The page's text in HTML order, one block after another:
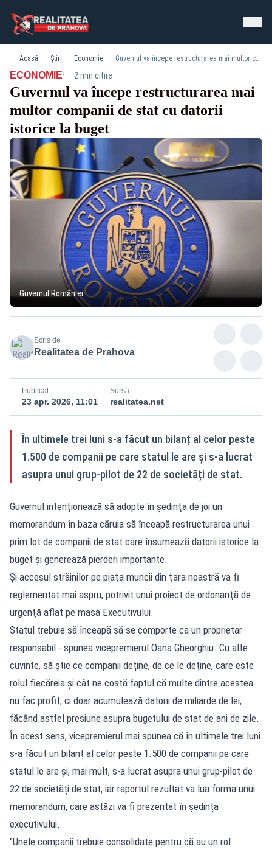
Acasă Știri Economie Guvernul va începe restructurarea mai multor companii de stat cu datorii istorice la buget
ECONOMIE· 2 min citire
Guvernul va începe restructurarea mai
multor companii de stat cu datorii
istorice la buget
Guvernul României
Scris de
Realitatea de Prahova
Publicat
23 apr. 2026, 11:01
Sursă
realitatea.net
În ultimele trei luni s-a făcut un bilanț al celor peste
1.500 de companii pe care statul le are și s-a lucrat
asupra unui grup-pilot de 22 de societăți de stat.
Guvernul intenţionează să adopte în şedinţa de joi un
memorandum în baza căruia să înceapă restructurarea unui
prim lot de companii de stat care însumează datorii istorice la
buget şi generează pierderi importante.
Şi accesul străinilor pe piaţa muncii din ţara noastră va fi
reglementat mai aspru, potrivit unui proiect de ordonanţă de
urgenţă aflat pe masa Executivului.
Statul trebuie să înceapă să se comporte ca un proprietar
responsabil - spunea vicepremierul Oana Gheorghiu. Cu alte
cuvinte, să știe ce companii deține, de ce le deține, care este
rolul fiecăreia și cât ne costă faptul că multe dintre acestea
nu fac profit, ci doar acumulează datorii de miliarde de lei,
făcând astfel presiune asupra bugetului de stat de ani de zile.
În acest sens, vicepremierul mai spunea că în ultimele trei luni
s-a făcut un bilanț al celor peste 1.500 de companii pe care
statul le are și, mai mult, s-a lucrat asupra unui grup-pilot de
22 de societăți de stat, iar raportul rezultat va lua forma unui
memorandum, care astăzi va fi prezentat în ședința
executivului.
"Unele companii trebuie consolidate pentru că au un rol